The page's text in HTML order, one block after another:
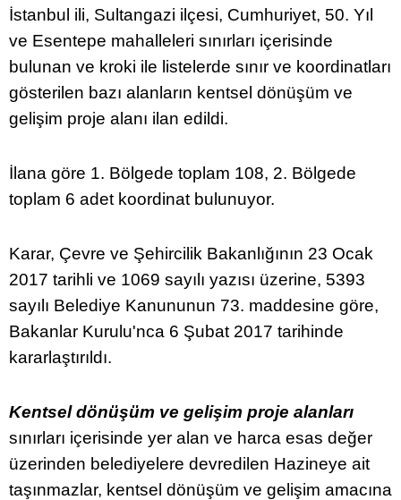
İstanbul ili, Sultangazi ilçesi, Cumhuriyet, 50. Yıl
ve Esentepe mahalleleri sınırları içerisinde
bulunan ve kroki ile listelerde sınır ve koordinatları
gösterilen bazı alanların kentsel dönüşüm ve
gelişim proje alanı ilan edildi.
İlana göre 1. Bölgede toplam 108, 2. Bölgede
toplam 6 adet koordinat bulunuyor.
Karar, Çevre ve Şehircilik Bakanlığının 23 Ocak
2017 tarihli ve 1069 sayılı yazısı üzerine, 5393
sayılı Belediye Kanununun 73. maddesine göre,
Bakanlar Kurulu'nca 6 Şubat 2017 tarihinde
kararlaştırıldı.
Kentsel dönüşüm ve gelişim proje alanları
sınırları içerisinde yer alan ve harca esas değer
üzerinden belediyelere devredilen Hazineye ait
taşınmazlar, kentsel dönüşüm ve gelişim amacına